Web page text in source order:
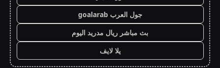
جول العرب goalarab
بث مباشر ريال مدريد اليوم
يلا لايف